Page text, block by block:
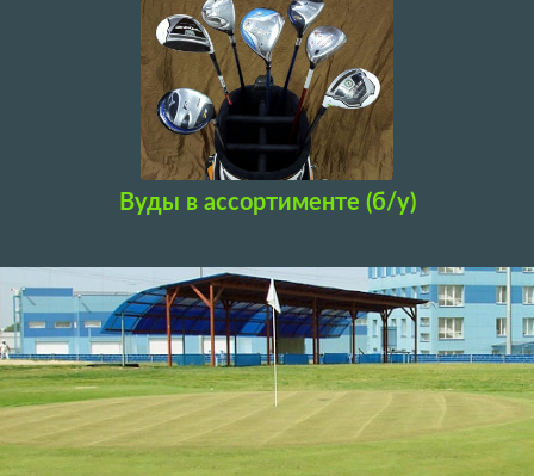
Вуды в ассортименте (б/у)